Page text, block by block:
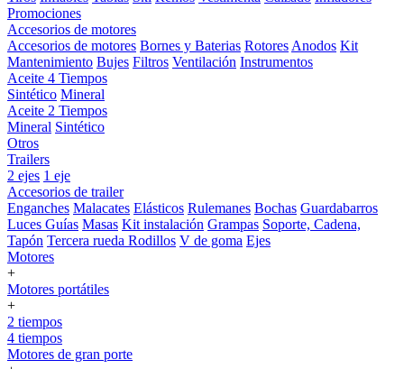
Promociones
Accesorios de motores
Accesorios de motores Bornes y Baterias Rotores Anodos Kit
Mantenimiento Bujes Filtros Ventilación Instrumentos
Aceite 4 Tiempos
Sintético Mineral
Aceite 2 Tiempos
Mineral Sintético
Otros
Trailers
2 ejes 1 eje
Accesorios de trailer
Enganches Malacates Elásticos Rulemanes Bochas Guardabarros
Luces Guías Masas Kit instalación Grampas Soporte, Cadena,
Tapón Tercera rueda Rodillos V de goma Ejes
Motores
+
Motores portátiles
+
2 tiempos
4 tiempos
Motores de gran porte